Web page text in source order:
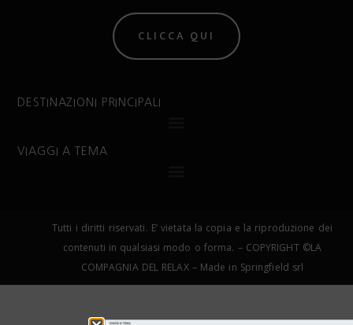
CLICCA QUI
DESTINAZIONI PRINCIPALI
VIAGGI A TEMA
Tutti i diritti riservati. E’ vietata la copia e la riproduzione dei
contenuti in qualsiasi modo o forma. – COPYRIGHT ©LA
COMPAGNIA DEL RELAX – Made in Springfield srl